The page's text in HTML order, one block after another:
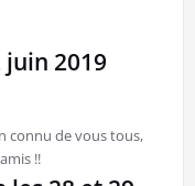
juin 2019
connu de vous tous,
!!